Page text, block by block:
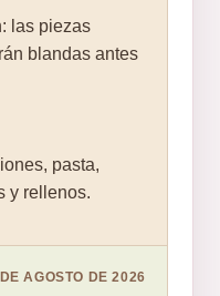
las piezas
blandas antes
pasta,
y rellenos.
AGOSTO DE 2026